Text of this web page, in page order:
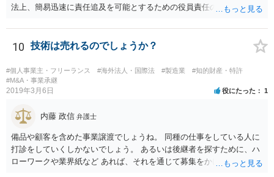
法上、簡易迅速に責任追及を可能とするための役員責任の査定申立て
10 技術は売れるのでしょうか？
#個人事業主・フリーランス #海外法人・国際法 #製造業
#知的財産・特許
#M&A・事業承継
2019年3月6日 役にたった 1
内藤 政信 弁護士
備品や顧客を含めた事業譲渡でしょうね。 同種の仕事をしている人に
打診をしていくしかないでしょう。 あるいは後継者を探すために、ハ
ローワークや業界紙など あれば、それを通じて募集をかけてみるか。